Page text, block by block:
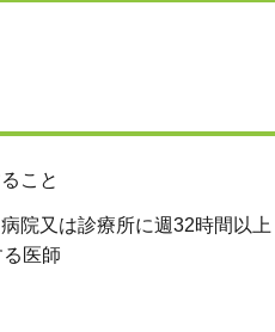
こと
院又は診療所に週32時間以
医師